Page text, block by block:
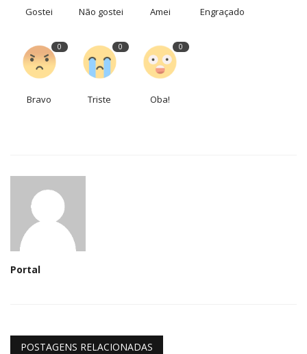
Gostei Não gostei Amei Engraçado
0
Bravo
0
Triste
0
Oba!
Portal
POSTAGENS RELACIONADAS